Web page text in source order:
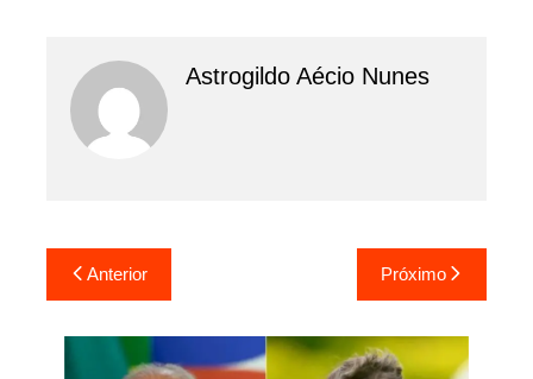
Astrogildo Aécio Nunes
Navegação
de
Post
Anterior Próximo